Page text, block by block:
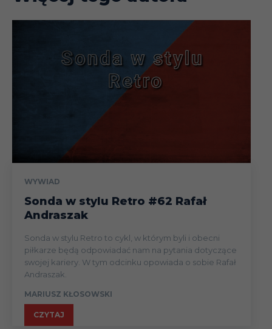
WYWIAD
Sonda w stylu Retro #62 Rafał
Andraszak
Sonda w stylu Retro to cykl, w którym byli i obecni
piłkarze będą odpowiadać nam na pytania dotyczące
swojej kariery. W tym odcinku opowiada o sobie Rafał
Andraszak.
MARIUSZ KŁOSOWSKI
CZYTAJ